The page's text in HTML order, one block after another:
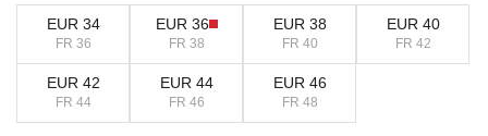
EUR 34
FR 36
EUR 36
FR 38
EUR 38
FR 40
EUR 40
FR 42
EUR 42
FR 44
EUR 44
FR 46
EUR 46
FR 48